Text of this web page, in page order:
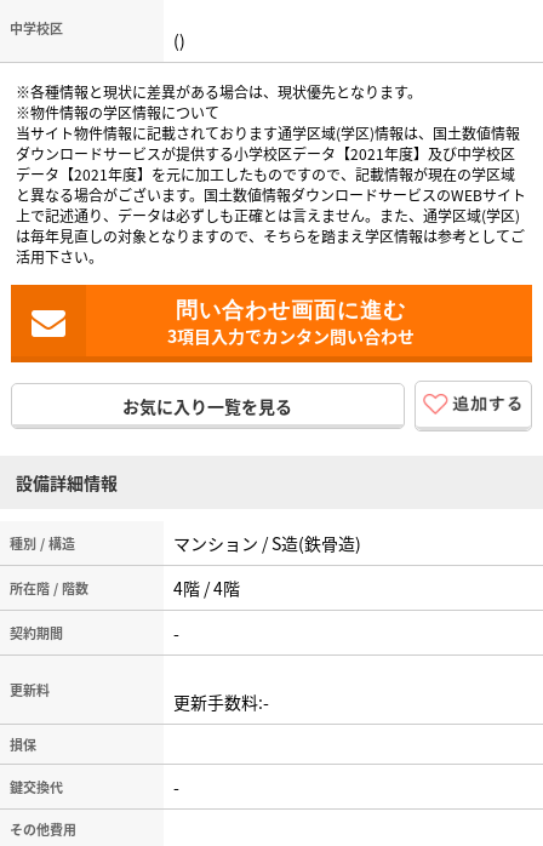
中学校区 ()
※各種情報と現状に差異がある場合は、現状優先となります。
※物件情報の学区情報について
当サイト物件情報に記載されております通学区域(学区)情報は、国土数値情報
ダウンロードサービスが提供する小学校区データ【2021年度】及び中学校区
データ【2021年度】を元に加工したものですので、記載情報が現在の学区域
と異なる場合がございます。国土数値情報ダウンロードサービスのWEBサイト
上で記述通り、データは必ずしも正確とは言えません。また、通学区域(学区)
は毎年見直しの対象となりますので、そちらを踏まえ学区情報は参考としてご
活用下さい。
3項目入力でカンタン問い合わせ
お気に入り一覧を見る
設備詳細情報
種別 / 構造 マンション / S造(鉄骨造)
所在階 / 階数 4階 / 4階
契約期間 -
更新料 更新手数料:-
損保
鍵交換代 -
その他費用